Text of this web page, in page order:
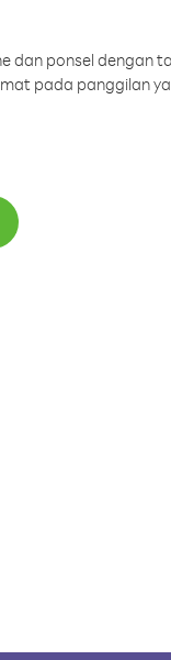
dan ponsel dengan
pada panggilan